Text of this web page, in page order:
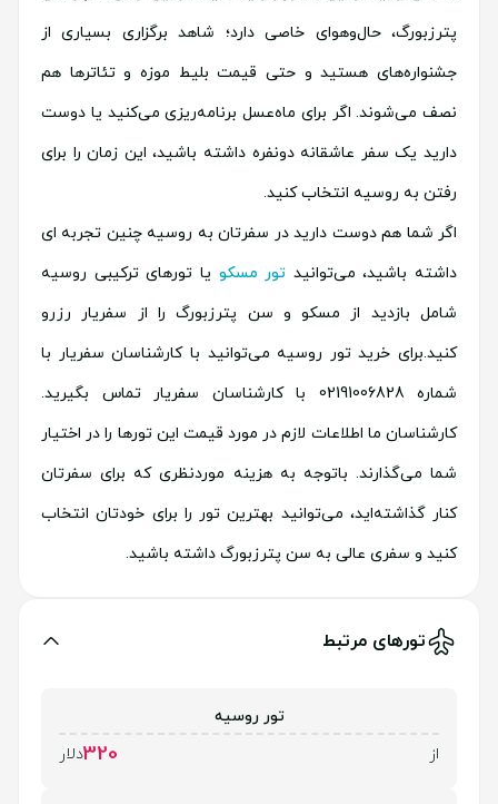
پترزبورگ، حال‌وهوای خاصی دارد؛ شاهد برگزاری بسیاری از
جشنواره‌های هستید و حتی قیمت بلیط موزه و تئاترها هم
نصف می‌شوند. اگر برای ماه‌عسل برنامه‌ریزی می‌کنید یا دوست
دارید یک سفر عاشقانه دونفره داشته باشید، این زمان را برای
رفتن به روسیه انتخاب کنید.
اگر شما هم دوست دارید در سفرتان به روسیه چنین تجربه‌ ای
داشته باشید، می‌توانید تور مسکو یا تورهای ترکیبی روسیه
شامل بازدید از مسکو و سن پترزبورگ را از سفریار رزرو
کنید.برای خرید تور روسیه می‌توانید با کارشناسان سفریار با
شماره 02191006828 با کارشناسان سفریار تماس بگیرید.
کارشناسان ما اطلاعات لازم در مورد قیمت این تورها را در اختیار
شما می‌گذارند. باتوجه به هزینه موردنظری که برای سفرتان
کنار گذاشته‌اید، می‌توانید بهترین تور را برای خودتان انتخاب
کنید و سفری عالی به سن پترزبورگ داشته باشید.
تورهای مرتبط
تور روسیه
از
320دلار